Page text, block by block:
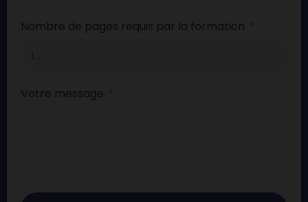
Nombre de pages requis par la formation
Votre message